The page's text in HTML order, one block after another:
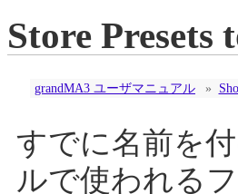
Store Presets
grandMA3 ユーザマニュアル »
すでに名前を
ルで使われる